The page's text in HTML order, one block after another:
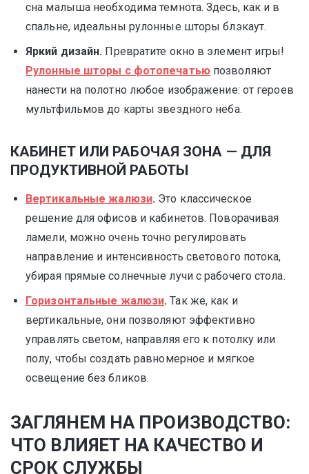
сна малыша необходима темнота. Здесь, как и в
спальне, идеальны рулонные шторы блэкаут.
Яркий дизайн. Превратите окно в элемент игры!
Рулонные шторы с фотопечатьюпозволяют
нанести на полотно любое изображение: от героев
мультфильмов до карты звездного неба.
КАБИНЕТ ИЛИ РАБОЧАЯ ЗОНА — ДЛЯ
ПРОДУКТИВНОЙ РАБОТЫ
Вертикальные жалюзи. Это классическое
решение для офисов и кабинетов. Поворачивая
ламели, можно очень точно регулировать
направление и интенсивность светового потока,
убирая прямые солнечные лучи с рабочего стола.
Горизонтальные жалюзи. Так же, как и
вертикальные, они позволяют эффективно
управлять светом, направляя его к потолку или
полу, чтобы создать равномерное и мягкое
освещение без бликов.
ЗАГЛЯНЕМ НА ПРОИЗВОДСТВО:
ЧТО ВЛИЯЕТ НА КАЧЕСТВО И
СРОК СЛУЖБЫ